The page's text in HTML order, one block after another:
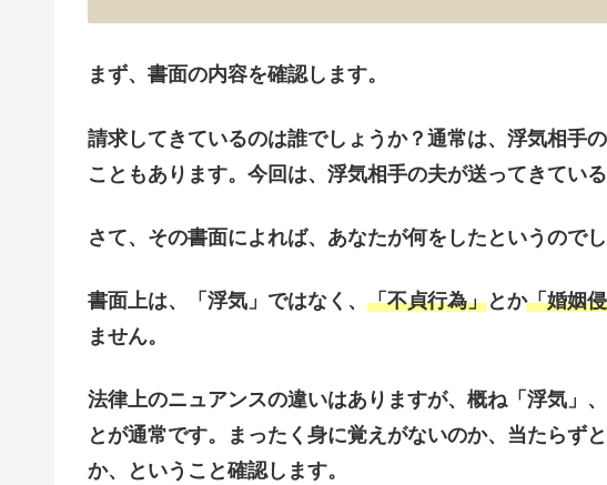
まず、書面の内容を確認します。
請求してきているのは誰でしょうか？通常は、浮気相手
こともあります。今回は、 浮気相手の夫が送ってきてい
さて、その書面によれば、 あなたが何をした というので
書面上は、「浮気」ではなく、 「不貞行為」とか「婚姻
ません。
法律上のニュアンスの違いはありますが、概ね「浮気」
とが通常です。まったく身に覚えがないのか、当たらず
か、ということ確認します。